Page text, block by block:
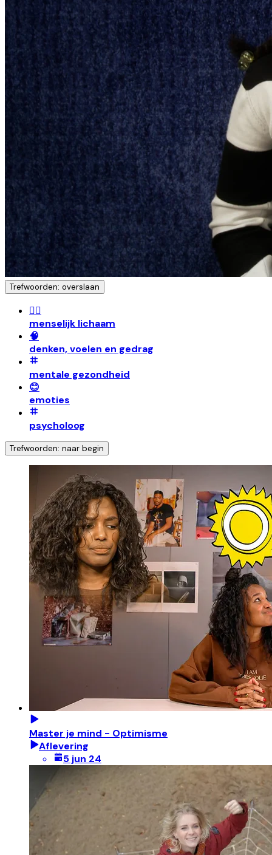
Trefwoorden: overslaan
🧍‍♀️
menselijk lichaam
🧠
denken, voelen en gedrag
mentale gezondheid
😊
emoties
psycholoog
Trefwoorden: naar begin
Master je mind - Optimisme
Aflevering
5 jun 24